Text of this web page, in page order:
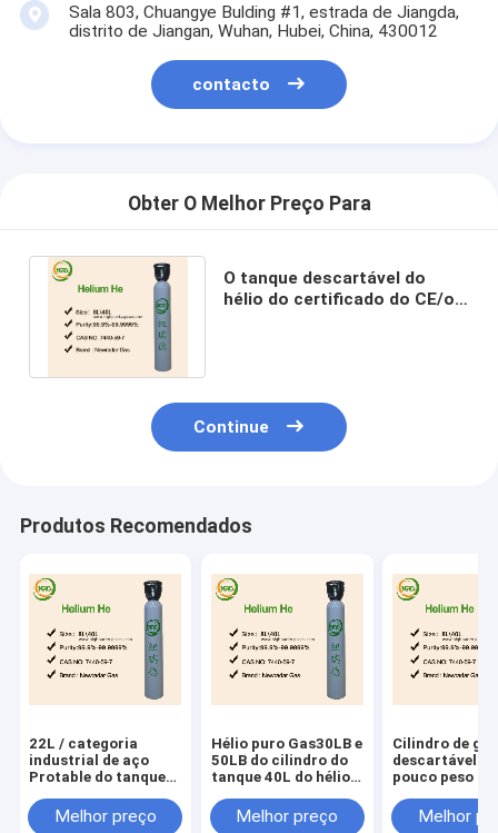
Sala 803, Chuangye Bulding #1, estrada de Jiangda,
distrito de Jiangan, Wuhan, Hubei, China, 430012
contacto
Obter O Melhor Preço Para
O tanque descartável do
hélio do certificado do CE/o
Continue
Produtos Recomendados
22L / categoria
industrial de aço
Protable do tanque
13LMelhor preço
Hélio puro Gas30LB e
50LB do cilindro do
tanque 40L do hélio
Melhor preço
Cilindro de gás
descartável de
pouco peso
balõesMelhor